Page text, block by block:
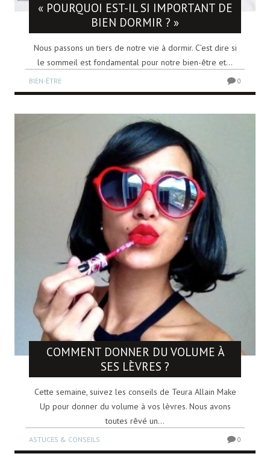
« POURQUOI EST-IL SI IMPORTANT DE
BIEN DORMIR ? »
Nous passons un tiers de notre vie à dormir. C’est dire si
le sommeil est fondamental pour notre bien-être et...
BIEN-ÊTRE 0
COMMENT DONNER DU VOLUME À
SES LÈVRES ?
Cette semaine, suivez les conseils de Teura Allain Make
Up pour donner du volume à vos lèvres. Nous avons
toutes rêvé un...
ASTUCES & CONSEILS 0